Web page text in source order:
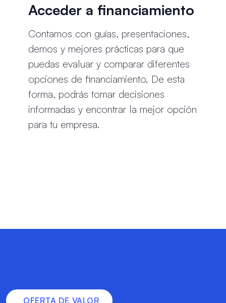
Acceder a financiamiento
Contamos con guías, presentaciones,
demos y mejores prácticas para que
puedas evaluar y comparar diferentes
opciones de financiamiento. De esta
forma, podrás tomar decisiones
informadas y encontrar la mejor opción
para tu empresa.
OFERTA DE VALOR